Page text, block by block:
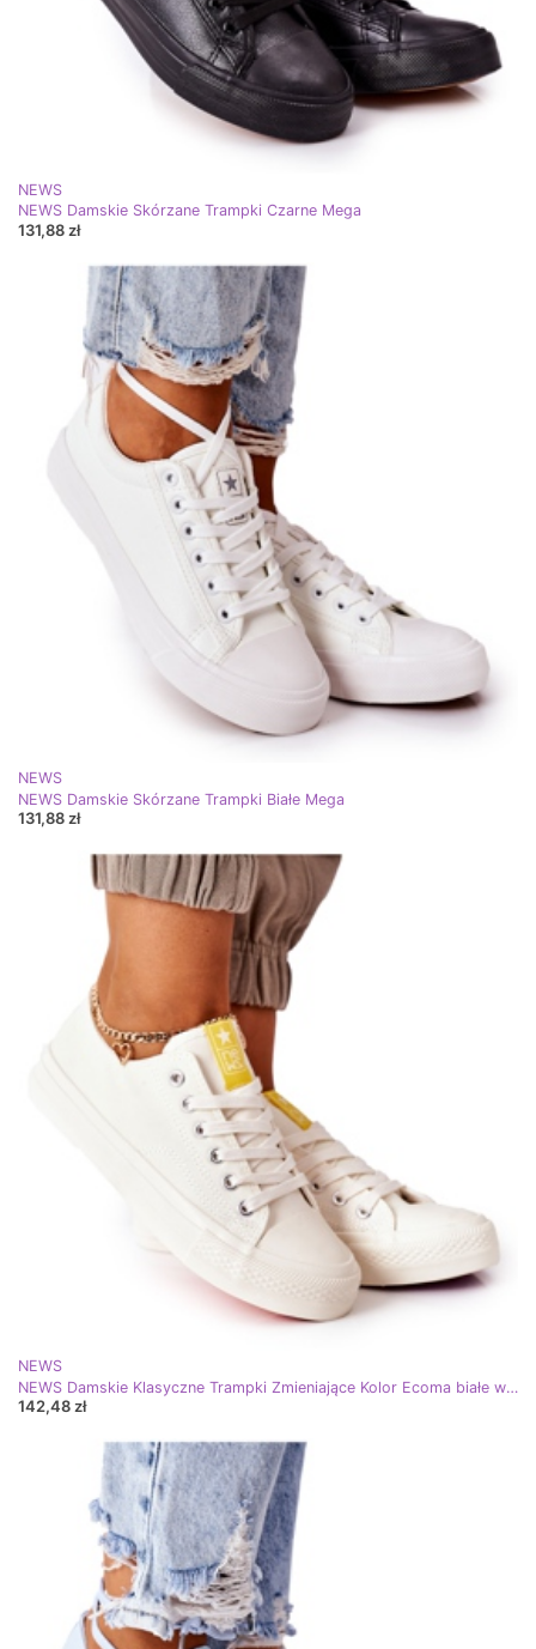
NEWS
NEWS Damskie Skórzane Trampki Czarne Mega
131,88 zł
NEWS
NEWS Damskie Skórzane Trampki Białe Mega
131,88 zł
NEWS
NEWS Damskie Klasyczne Trampki Zmieniające Kolor Ecoma białe wielokolorowe
142,48 zł